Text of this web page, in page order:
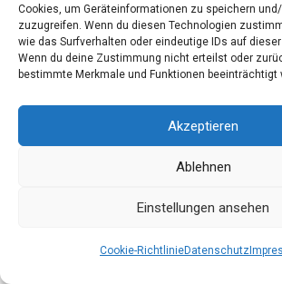
Cookies, um Geräteinformationen zu speichern
zuzugreifen. Wenn du diesen Technologien
wie das Surfverhalten oder eindeutige IDs auf
Wenn du deine Zustimmung nicht erteilst oder
bestimmte Merkmale und Funktionen beeinträchtigt
Akzeptieren
Ablehnen
Einstellungen ansehen
Cookie-RichtlinieDatenschutz
Steuermittel auf der Grundlage
Abgeordneten des Sächsischen